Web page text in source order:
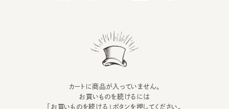
カートに商品が入っていません。
お買いものを続けるには
「お買いものを続ける」ボタンを押してください。